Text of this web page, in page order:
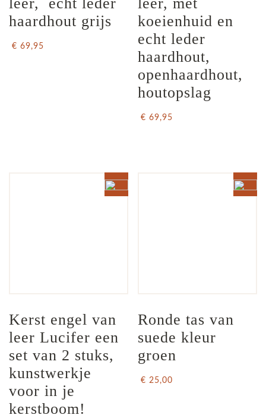
leer,  echt leder
haardhout grijs
€ 69,95
leer, met
koeienhuid en
echt leder
haardhout,
openhaardhout,
houtopslag
€ 69,95
Kerst engel van
leer Lucifer een
set van 2 stuks,
kunstwerkje
voor in je
kerstboom!
Ronde tas van
suede kleur
groen
€ 25,00